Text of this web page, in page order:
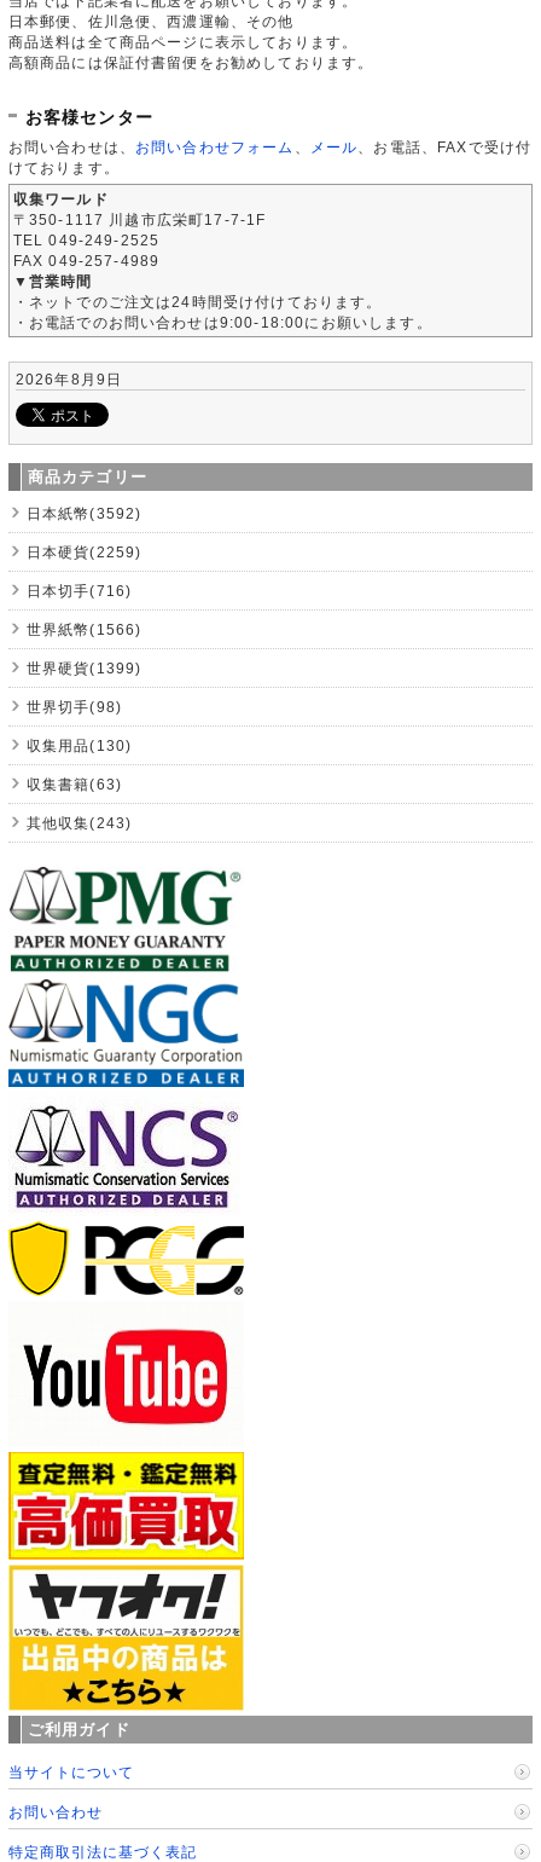
日本郵便、佐川急便、西濃運輸、その他
商品送料は全て商品ページに表示しております。
高額商品には保証付書留便をお勧めしております。
お客様センター
お問い合わせは、 お問い合わせフォーム メール 、お電話、FAXで受け付
けております。
収集ワールド
〒350-1117 川越市広栄町17-7-1F
TEL 049-249-2525
FAX 049-257-4989
▼営業時間
・ネットでのご注文は24時間受け付けております。
・お電話でのお問い合わせは9:00-18:00にお願いします。
2026年8月9日
商品カテゴリー
日本紙幣(3592)
日本硬貨(2259)
日本切手(716)
世界紙幣(1566)
世界硬貨(1399)
世界切手(98)
収集用品(130)
収集書籍(63)
其他収集(243)
ご利用ガイド
当サイトについて
お問い合わせ
特定商取引法に基づく表記